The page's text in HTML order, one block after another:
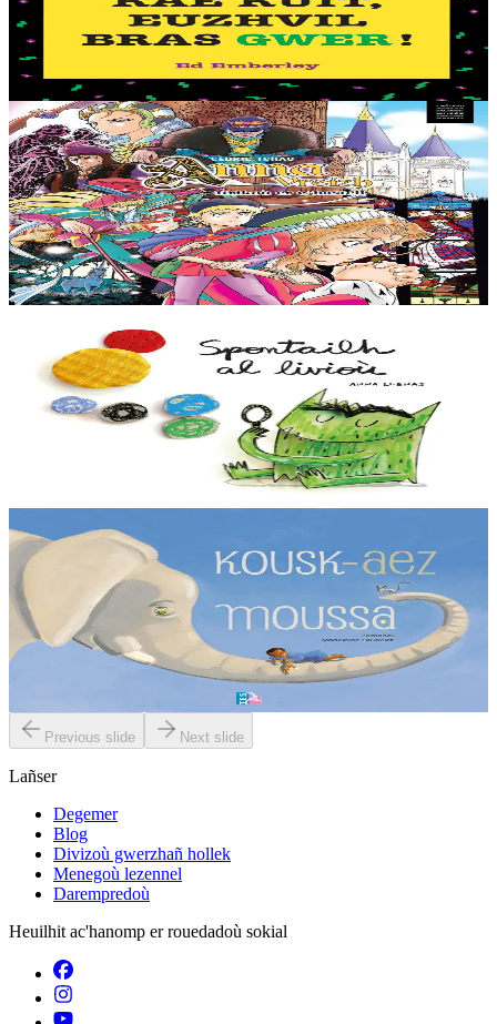
Petra en deus ur fri gwer-glazik, dent lemm gwenn, ha daoulagad
bras melen ? Euzhvil Bras Gwer an hini eo ! Arabat bezañ spontet
avat. Tro pajennoù didroc’het...
12,50 €
11 vloaz hag ouzhpenn
TES
Anna Vreizh - Itrikoù er C'hastell
Ur veaj-skol torr-penn adarre, a soñj Gael… Kastell an duged en
Naoned ? Torr-penn ne vo ket avat ! Kaset e vo ar paotr yaouank
dre an amzer gozh gant un teuz...
Er stok12,95 €
Spontailh al livioù
Spontailh al livioù ne oar ket petra a c’hoari gantañ. Graet en deus
meskaj gant e fromadennoù ha bremañ e rank dibunañ ar gudenn a
TES
Kousk-aez Moussa
Gant ar c’hoant kousket emañ Moussa. Met direnket eo gant ul ­
logodenn oc’h ober trouz. Piv a c’hallo sikour anezhañ d’en em ­
zizober diouti ? Ha dont a raio...
Previous slide Next slide
Lañser
Degemer
Blog
Divizoù gwerzhañ hollek
Menegoù lezennel
Darempredoù
Heuilhit ac'hanomp er rouedadoù sokial